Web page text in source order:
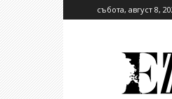
събота, август 8,